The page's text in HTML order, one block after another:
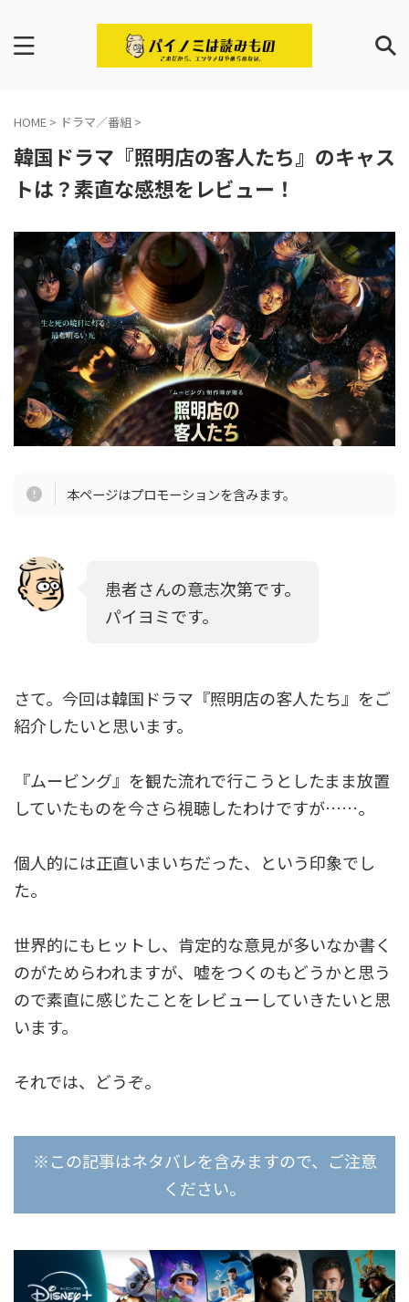
HOME > ドラマ／番組 >
韓国ドラマ『照明店の客人たち』のキャス
トは？素直な感想をレビュー！
本ページはプロモーションを含みます。
患者さんの意志次第です。
パイヨミです。
さて。今回は韓国ドラマ『照明店の客人たち』をご
紹介したいと思います。
『ムービング』を観た流れで行こうとしたまま放置
していたものを今さら視聴したわけですが……。
個人的には正直いまいちだった、という印象でし
た。
世界的にもヒットし、肯定的な意見が多いなか書く
のがためらわれますが、嘘をつくのもどうかと思う
ので素直に感じたことをレビューしていきたいと思
います。
それでは、どうぞ。
※この記事はネタバレを含みますので、ご注意
ください。